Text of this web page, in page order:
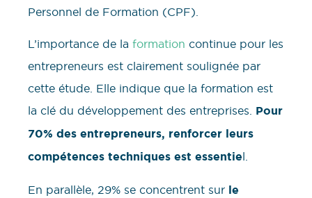
Personnel de Formation (CPF).
L’importance de la formation continue pour les
entrepreneurs est clairement soulignée par
cette étude. Elle indique que la formation est
la clé du développement des entreprises. Pour
70% des entrepreneurs, renforcer leurs
compétences techniques est essentiel.
En parallèle, 29% se concentrent sur le